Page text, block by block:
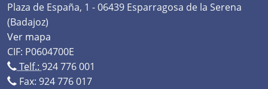
Plaza de España, 1 - 06439 Esparragosa de la Serena
(Badajoz)
Ver mapa
CIF: P0604700E
Telf.: 924 776 001
Fax: 924 776 017